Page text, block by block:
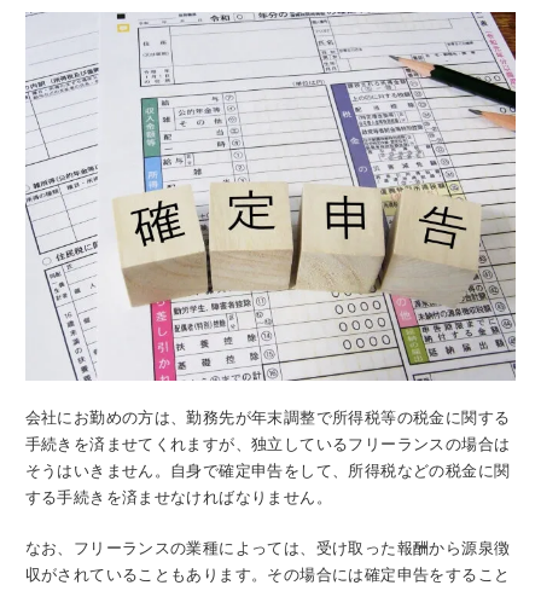
会社にお勤めの方は、勤務先が年末調整で所得税等の税金に関する
手続きを済ませてくれますが、独立しているフリーランスの場合は
そうはいきません。自身で確定申告をして、所得税などの税金に関
する手続きを済ませなければなりません。
なお、フリーランスの業種によっては、受け取った報酬から源泉徴
収がされていることもあります。その場合には確定申告をすること